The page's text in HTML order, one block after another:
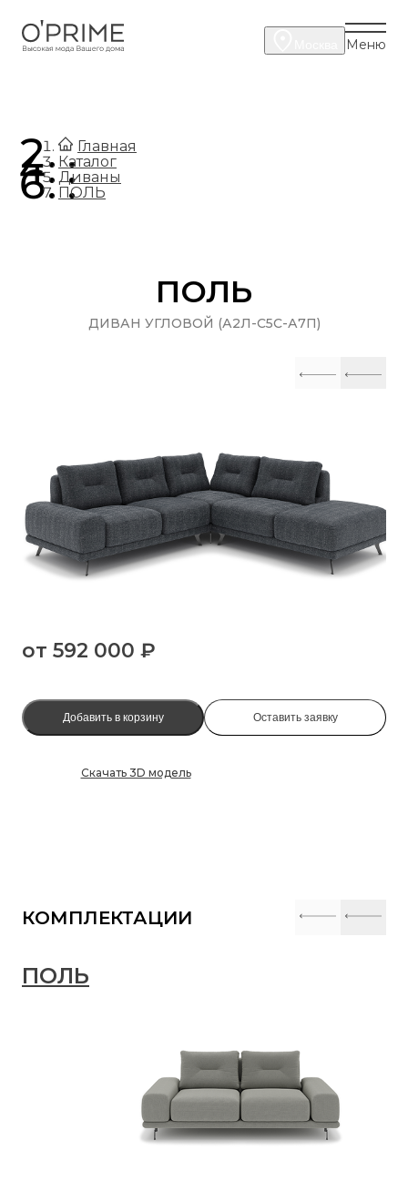
Меню
Главная
.
Каталог
.
Диваны
.
ПОЛЬ
ПОЛЬ
ДИВАН УГЛОВОЙ (А2Л-С5С-А7П)
от 592 000 ₽
Добавить в корзину Оставить заявку
Скачать 3D модель
КОМПЛЕКТАЦИИ
ПОЛЬ